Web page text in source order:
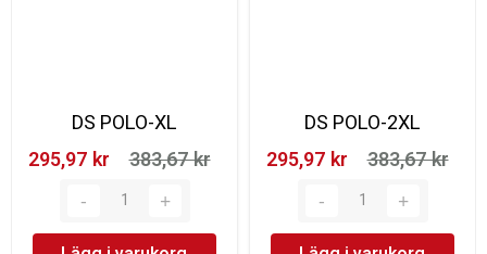
DS POLO-XL
295,97 kr‎
383,67 kr‎
DS POLO-2XL
295,97 kr‎
383,67 kr‎